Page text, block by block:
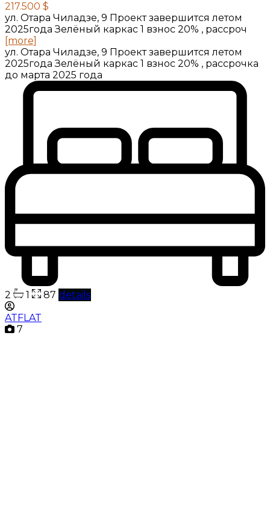
217.500 $
ул. Отара Чиладзе, 9 Проект завершится летом
2025года Зелёный каркас 1 взнос 20% , рассроч
[more]
ул. Отара Чиладзе, 9 Проект завершится летом
2025года Зелёный каркас 1 взнос 20% , рассрочка
до марта 2025 года
2 1 87 details
ATFLAT
7